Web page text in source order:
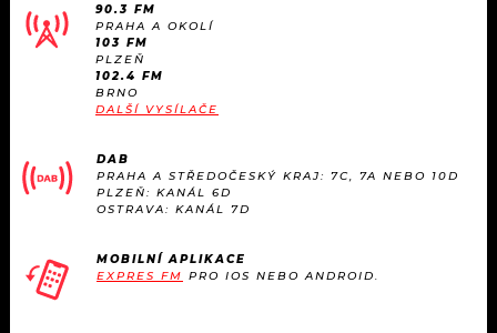
90.3 FM
PRAHA A OKOLÍ
103 FM
PLZEŇ
102.4 FM
BRNO
DALŠÍ VYSÍLAČE
DAB
PRAHA A STŘEDOČESKÝ KRAJ: 7C, 7A NEBO 10D
PLZEŇ: KANÁL 6D
OSTRAVA: KANÁL 7D
MOBILNÍ APLIKACE
EXPRES FM PRO IOS NEBO ANDROID.